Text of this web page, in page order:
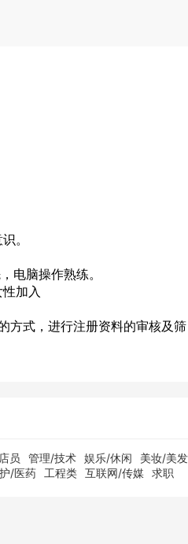
。
电脑操作熟练。
加入
方式，进行注册资料的审核及筛
员 管理/技术 娱乐/休闲
美妆/美发
/医药 工程类 互联网/传媒 求职